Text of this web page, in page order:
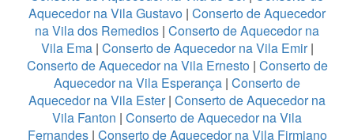
Aquecedor na Vila Gustavo | Conserto de Aquecedor
na Vila dos Remedios | Conserto de Aquecedor na
Vila Ema| Conserto de Aquecedor na Vila Emir|
Conserto de Aquecedor na Vila Ernesto| Conserto de
Aquecedor na Vila Esperança | Conserto de
Aquecedor na Vila Ester| Conserto de Aquecedor na
Vila Fanton | Conserto de Aquecedor na Vila
Fernandes| Conserto de Aquecedor na Vila Firmiano